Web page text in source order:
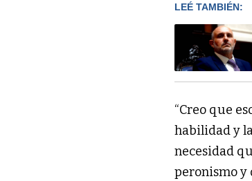
LEÉ TAMBIÉN:
“Creo que
habilidad y
necesidad
peronismo y